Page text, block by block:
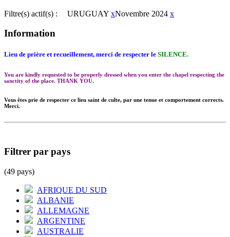
Filtre(s) actif(s) : URUGUAY xNovembre 2024 x
Information
Lieu de prière et recueillement, merci de respecter le SILENCE.
You are kindly requested to be properly dressed when you enter the chapel respecting the
sanctity of the place. THANK YOU.
Vous êtes prie de respecter ce lieu saint de culte, par une tenue et comportement corrects.
Merci.
Filtrer par pays
(49 pays)
AFRIQUE DU SUD
ALBANIE
ALLEMAGNE
ARGENTINE
AUSTRALIE